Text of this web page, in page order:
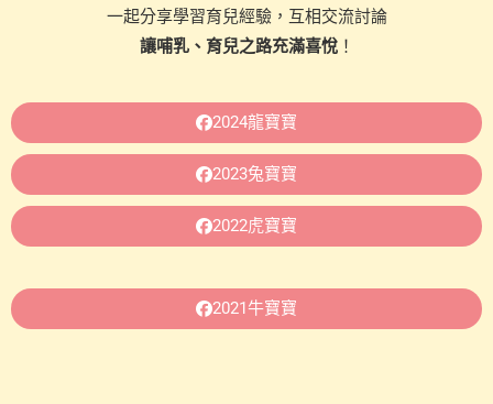
一起分享學習育兒經驗，互相交流討論
讓哺乳、育兒之路充滿喜悅！
2024龍寶寶
2023兔寶寶
2022虎寶寶
2021牛寶寶